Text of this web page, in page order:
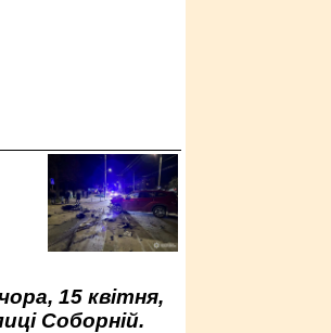
15 квітня,
Соборній.